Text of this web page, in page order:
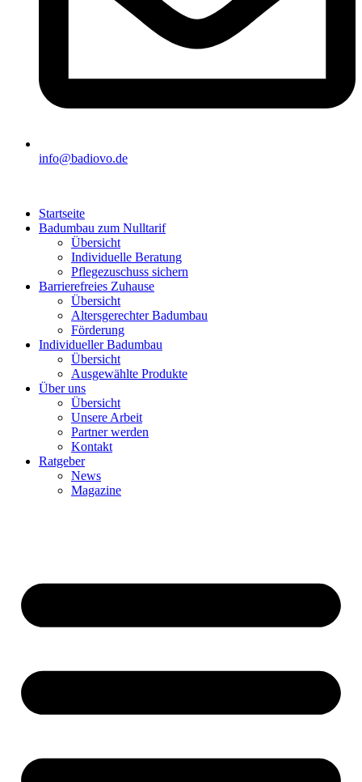
info@badiovo.de
Startseite
Badumbau zum Nulltarif
Übersicht
Individuelle Beratung
Pflegezuschuss sichern
Barrierefreies Zuhause
Übersicht
Altersgerechter Badumbau
Förderung
Individueller Badumbau
Übersicht
Ausgewählte Produkte
Über uns
Übersicht
Unsere Arbeit
Partner werden
Kontakt
Ratgeber
News
Magazine